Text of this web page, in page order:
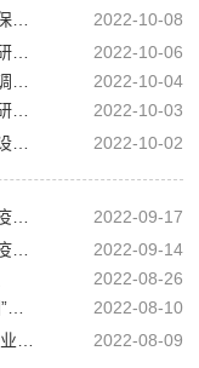
2022-10-08
2022-10-06
2022-10-04
2022-10-03
2022-10-02
2022-09-17
2022-09-14
2022-08-26
2022-08-10
2022-08-09